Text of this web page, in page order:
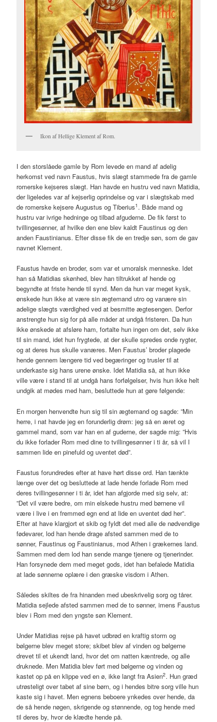
Ikon af Hellige Klement af Rom.
I den storslåede gamle by Rom levede en mand af adelig
herkomst ved navn Faustus, hvis slægt stammede fra de gamle
romerske kejseres slægt. Han havde en hustru ved navn Matidia,
der ligeledes var af kejserlig oprindelse og var i slægtskab med
de romerske kejsere Augustus og Tiberius1 . Både mand og
hustru var ivrige hedninge og tilbad afguderne. De fik først to
tvillingesønner, af hvilke den ene blev kaldt Faustinus og den
anden Faustinianus. Efter disse fik de en tredje søn, som de gav
navnet Klement.
Faustus havde en broder, som var et umoralsk menneske. Idet
han så Matidias skønhed, blev han tiltrukket af hende og
begyndte at friste hende til synd. Men da hun var meget kysk,
ønskede hun ikke at være sin ægtemand utro og vanære sin
adelige slægts værdighed ved at besmitte ægtesengen. Derfor
anstrengte hun sig for på alle måder at undgå fristeren. Da hun
ikke ønskede at afsløre ham, fortalte hun ingen om det, selv ikke
til sin mand, idet hun frygtede, at der skulle spredes onde rygter,
og at deres hus skulle vanæres. Men Faustus’ broder plagede
hende gennem længere tid ved begæringer og trusler til at
underkaste sig hans urene ønske. Idet Matidia så, at hun ikke
ville være i stand til at undgå hans forfølgelser, hvis hun ikke helt
undgik at mødes med ham, besluttede hun at gøre følgende:
En morgen henvendte hun sig til sin ægtemand og sagde: ”Min
herre, i nat havde jeg en forunderlig drøm: jeg så en æret og
gammel mand, som var han en af guderne, der sagde mig: ”Hvis
du ikke forlader Rom med dine to tvillingesønner i ti år, så vil I
sammen lide en pinefuld og uventet død”.
Faustus forundredes efter at have hørt disse ord. Han tænkte
længe over det og besluttede at lade hende forlade Rom med
deres tvillingesønner i ti år, idet han afgjorde med sig selv, at:
”Det vil være bedre, om min elskede hustru med børnene vil
være i live i en fremmed egn end at lide en uventet død her”.
Efter at have klargjort et skib og fyldt det med alle de nødvendige
fødevarer, lod han hende drage afsted sammen med de to
sønner, Faustinus og Faustinianus, mod Athen i grækernes land.
Sammen med dem lod han sende mange tjenere og tjenerinder.
Han forsynede dem med meget gods, idet han befalede Matidia
at lade sønnerne oplære i den græske visdom i Athen.
Således skiltes de fra hinanden med ubeskrivelig sorg og tårer.
Matidia sejlede afsted sammen med de to sønner, imens Faustus
blev i Rom med den yngste søn Klement.
Under Matidias rejse på havet udbrød en kraftig storm og
bølgerne blev meget store; skibet blev af vinden og bølgerne
drevet til et ukendt land, hvor det om natten kæntrede, og alle
druknede. Men Matidia blev ført med bølgerne og vinden og
kastet op på en klippe ved en ø, ikke langt fra Asien2. Hun græd
utrøsteligt over tabet af sine børn, og i hendes bitre sorg ville hun
kaste sig i havet. Men egnens beboere ynkedes over hende, da
de så hende nøgen, skrigende og stønnende, og tog hende med
til deres by, hvor de klædte hende på.